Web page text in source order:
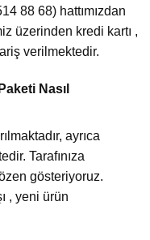
88 68) hattımızdan
üzerinden kredi kartı ,
verilmektedir.
Nasıl
ayrıca
Tarafınıza
gösteriyoruz.
, yeni ürün